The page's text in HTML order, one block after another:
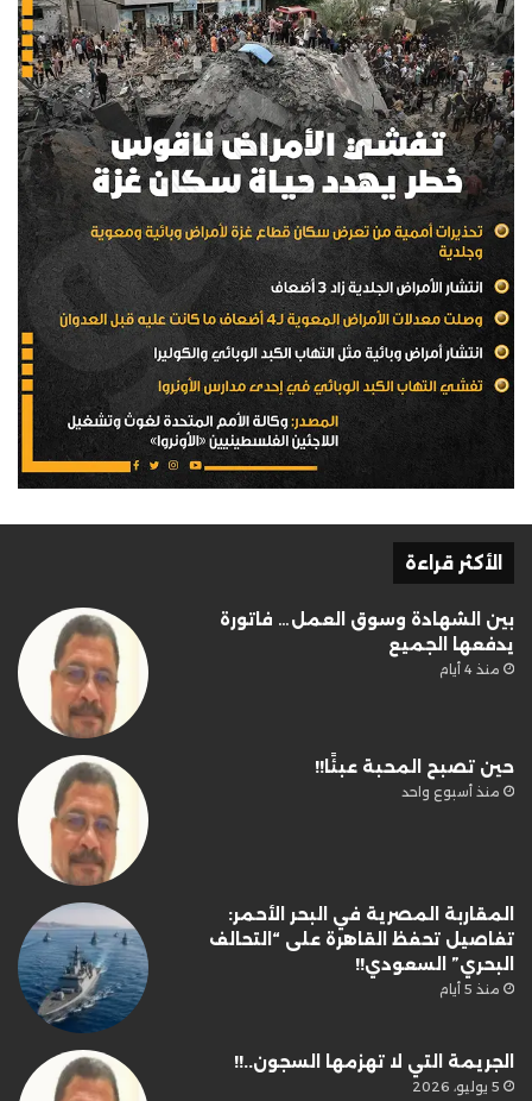
الأكثر قراءة
بين الشهادة وسوق العمل… فاتورة
يدفعها الجميع
منذ 4 أيام
حين تصبح المحبة عبئًا!!
منذ أسبوع واحد
المقاربة المصرية في البحر الأحمر:
تفاصيل تحفظ القاهرة على “التحالف
البحري” السعودي!!
منذ 5 أيام
الجريمة التي لا تهزمها السجون..!!
5 يوليو، 2026